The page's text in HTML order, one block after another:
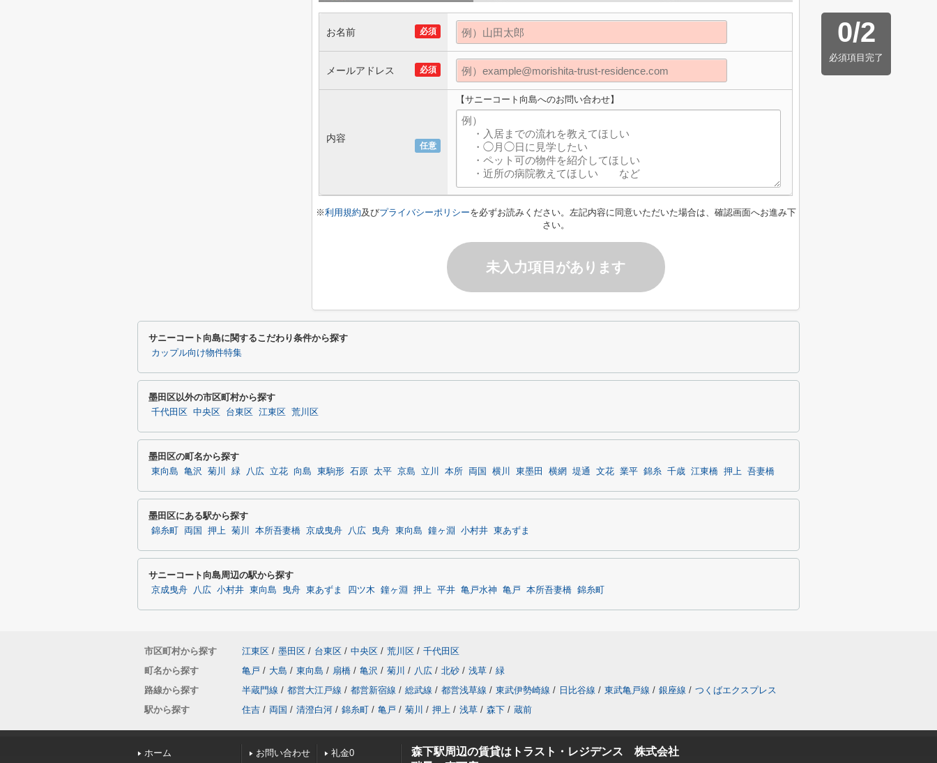
0/2
必須項目完了
必須
お名前
必須
メールアドレス
任意
内容
【サニーコート向島へのお問い合わせ】
※利用規約及びプライバシーポリシーを必ずお読みください。左記内容に同意いただいた場合は、確認画面へお進み下
さい。
未入力項目があります
サニーコート向島に関するこだわり条件から探す
カップル向け物件特集
墨田区以外の市区町村から探す
千代田区 中央区 台東区 江東区 荒川区
墨田区の町名から探す
東向島 亀沢 菊川 緑 八広 立花 向島 東駒形 石原 太平 京島 立川 本所 両国 横川 東墨田 横網 堤通 文花 業平 錦糸 千歳 江東橋 押上 吾妻橋
墨田区にある駅から探す
錦糸町 両国 押上 菊川 本所吾妻橋 京成曳舟 八広 曳舟 東向島 鐘ヶ淵 小村井 東あずま
サニーコート向島周辺の駅から探す
京成曳舟 八広 小村井 東向島 曳舟 東あずま 四ツ木 鐘ヶ淵 押上 平井 亀戸水神 亀戸 本所吾妻橋 錦糸町
市区町村から探す 江東区 / 墨田区 / 台東区 / 中央区 / 荒川区 / 千代田区
町名から探す
亀戸 / 大島 / 東向島 / 扇橋 / 亀沢 / 菊川 / 八広 / 北砂 / 浅草 / 緑
路線から探す
半蔵門線 / 都営大江戸線 / 都営新宿線 / 総武線 / 都営浅草線 / 東武伊勢崎線 / 日比谷線 / 東武亀戸線 / 銀座線 / つくばエクスプレス
駅から探す
住吉 / 両国 / 清澄白河 / 錦糸町 / 亀戸 / 菊川 / 押上 / 浅草 / 森下 / 蔵前
ホーム お問い合わせ 礼金0
森下駅周辺の賃貸はトラスト・レジデンス 株式会社